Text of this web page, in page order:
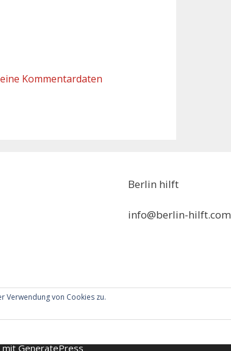
Kommentardaten
Verwendung von Cookies zu.
Berlin hilft
info@berlin-hilft.com
mitGeneratePress